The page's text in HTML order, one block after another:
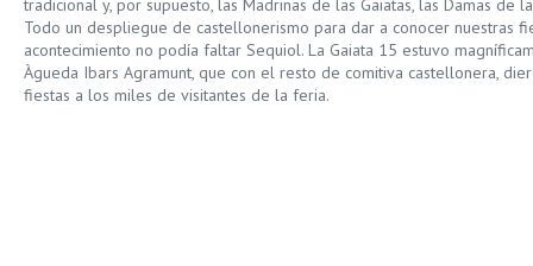
tradicional y, por supuesto, las Madrinas de las Gaiatas, las Damas de
Todo un despliegue de castellonerismo para dar a conocer nuestras
acontecimiento no podía faltar Sequiol. La Gaiata 15 estuvo
Àgueda Ibars Agramunt, que con el resto de comitiva castellonera,
fiestas a los miles de visitantes de la feria.